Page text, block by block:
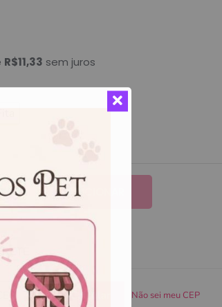
R$11,33 sem juros
ADICIONAR
Não sei meu CEP